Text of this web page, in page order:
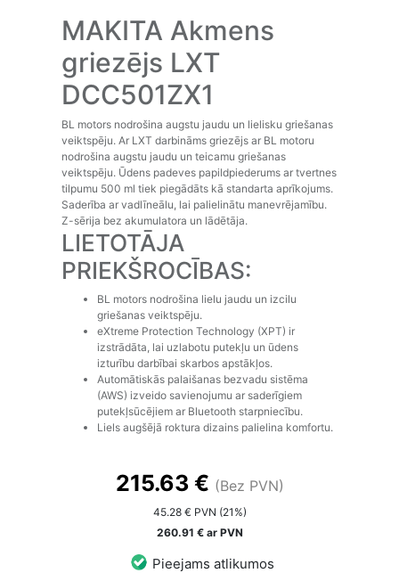
MAKITA Akmens
griezējs LXT
DCC501ZX1
BL motors nodrošina augstu jaudu un lielisku griešanas
veiktspēju. Ar LXT darbināms griezējs ar BL motoru
nodrošina augstu jaudu un teicamu griešanas
veiktspēju. Ūdens padeves papildpiederums ar tvertnes
tilpumu 500 ml tiek piegādāts kā standarta aprīkojums.
Saderība ar vadlīneālu, lai palielinātu manevrējamību.
Z-sērija bez akumulatora un lādētāja.
LIETOTĀJA
PRIEKŠROCĪBAS:
BL motors nodrošina lielu jaudu un izcilu
griešanas veiktspēju.
eXtreme Protection Technology (XPT) ir
izstrādāta, lai uzlabotu putekļu un ūdens
izturību darbībai skarbos apstākļos.
Automātiskās palaišanas bezvadu sistēma
(AWS) izveido savienojumu ar saderīgiem
putekļsūcējiem ar Bluetooth starpniecību.
Liels augšējā roktura dizains palielina komfortu.
215.63 € (Bez PVN)
45.28 € PVN (21%)
260.91 € ar PVN
Pieejams atlikumos